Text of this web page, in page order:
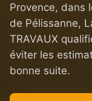
Provence, dans
de Pélissanne,
TRAVAUX
éviter les
bonne suite.